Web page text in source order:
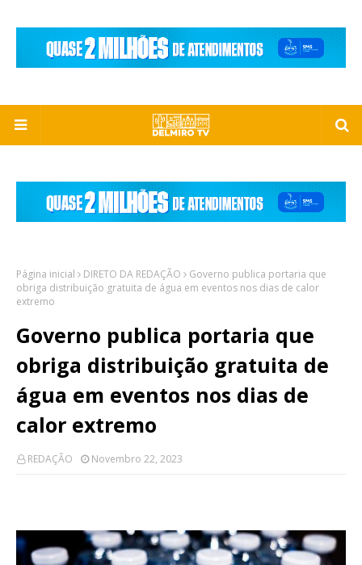
Página inicial DIRETO DA REDAÇÃO
Governo publica portaria que
obriga distribuição gratuita de água em eventos nos dias de calor
extremo
Governo publica portaria que
obriga distribuição gratuita de
água em eventos nos dias de
calor extremo
REDAÇÃO Novembro 22, 2023